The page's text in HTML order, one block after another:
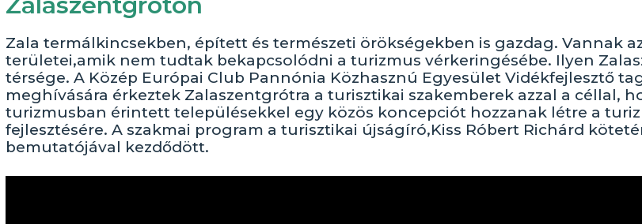
Zala termálkincsekben, épített és természeti örökségekben is gazdag. Vannak
területei,amik nem tudtak bekapcsolódni a turizmus vérkeringésébe. Ilyen
térsége. A Közép Európai Club Pannónia Közhasznú Egyesület Vidékfejlesztő
meghívására érkeztek Zalaszentgrótra a turisztikai szakemberek azzal a céllal,
turizmusban érintett településekkel egy közös koncepciót hozzanak létre a
fejlesztésére. A szakmai program a turisztikai újságíró,Kiss Róbert Richárd
bemutatójával kezdődött.